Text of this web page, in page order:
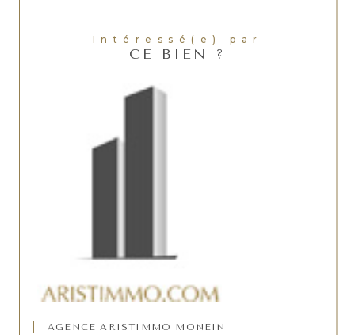
Intéressé(e) par
CE BIEN ?
AGENCE ARISTIMMO MONEIN